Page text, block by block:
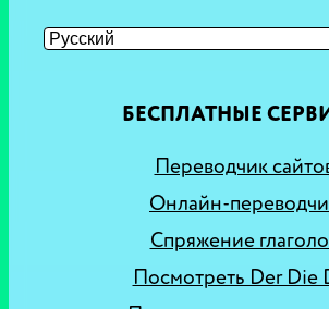
БЕСПЛАТНЫЕ
Переводчик
Онлайн-
Спряжение
Посмотреть Der Die